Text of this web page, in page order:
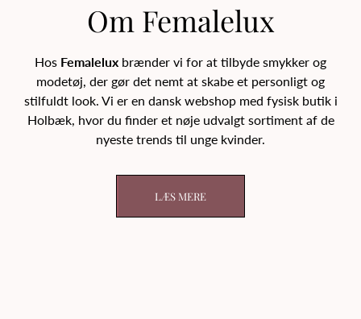
Om Femalelux
Hos Femalelux brænder vi for at tilbyde smykker og
modetøj, der gør det nemt at skabe et personligt og
stilfuldt look. Vi er en dansk webshop med fysisk butik i
Holbæk, hvor du finder et nøje udvalgt sortiment af de
nyeste trends til unge kvinder.
LÆS MERE